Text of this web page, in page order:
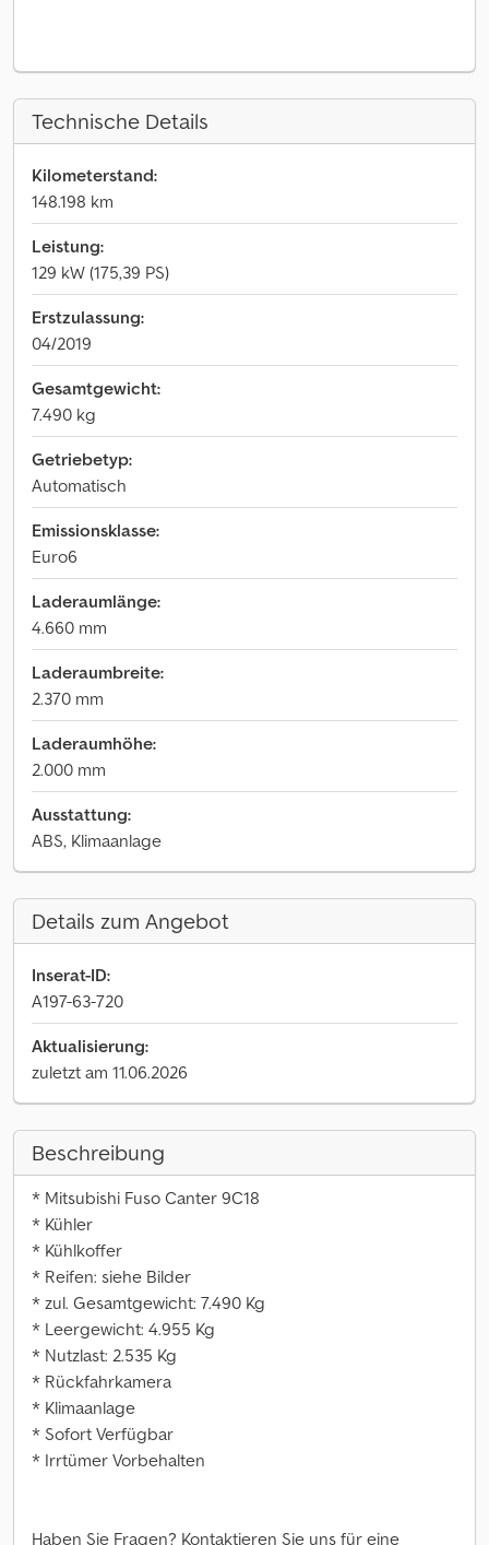
Technische Details
Kilometerstand:
148.198 km
Leistung:
129 kW (175,39 PS)
Erstzulassung:
04/2019
Gesamtgewicht:
7.490 kg
Getriebetyp:
Automatisch
Emissionsklasse:
Euro6
Laderaumlänge:
4.660 mm
Laderaumbreite:
2.370 mm
Laderaumhöhe:
2.000 mm
Ausstattung:
ABS, Klimaanlage
Details zum Angebot
Inserat-ID:
A197-63-720
Aktualisierung:
zuletzt am 11.06.2026
Beschreibung
* Mitsubishi Fuso Canter 9C18
* Kühler
* Kühlkoffer
* Reifen: siehe Bilder
* zul. Gesamtgewicht: 7.490 Kg
* Leergewicht: 4.955 Kg
* Nutzlast: 2.535 Kg
* Rückfahrkamera
* Klimaanlage
* Sofort Verfügbar
* Irrtümer Vorbehalten
Haben Sie Fragen? Kontaktieren Sie uns für eine